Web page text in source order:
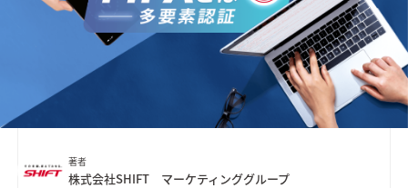
著者
株式会社SHIFT マーケティンググループ